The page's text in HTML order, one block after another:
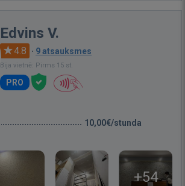
Edvins V.
4.8 · 9 atsauksmes
Bija vietnē: Pirms 15 st.
PRO
10,00€/stunda
+54